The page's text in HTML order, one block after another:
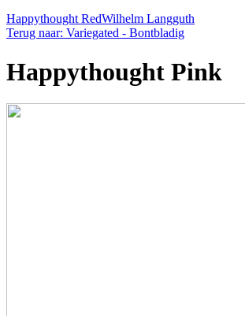
Happythought RedWilhelm Langguth
Terug naar: Variegated - Bontbladig
Happythought Pink